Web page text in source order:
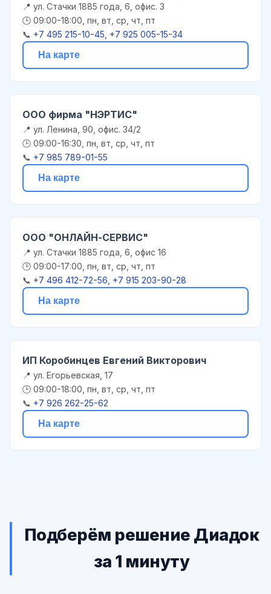
📍 ул. Стачки 1885 года, 6, офис. 3
🕒 09:00-18:00, пн, вт, ср, чт, пт
📞 +7 495 215-10-45, +7 925 005-15-34
На карте
ООО фирма "НЭРТИС"
📍 ул. Ленина, 90, офис. 34/2
🕒 09:00-16:30, пн, вт, ср, чт, пт
📞 +7 985 789-01-55
На карте
ООО "ОНЛАЙН-СЕРВИС"
📍 ул. Стачки 1885 года, 6, офис 16
🕒 09:00-17:00, пн, вт, ср, чт, пт
📞 +7 496 412-72-56, +7 915 203-90-28
На карте
ИП Коробинцев Евгений Викторович
📍 ул. Егорьевская, 17
🕒 09:00-18:00, пн, вт, ср, чт, пт
📞 +7 926 262-25-62
На карте
Подберём решение Диадок
за 1 минуту